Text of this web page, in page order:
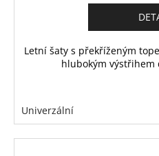
Letní šaty s překříženým
hlubokým výstřihem
Univerzální